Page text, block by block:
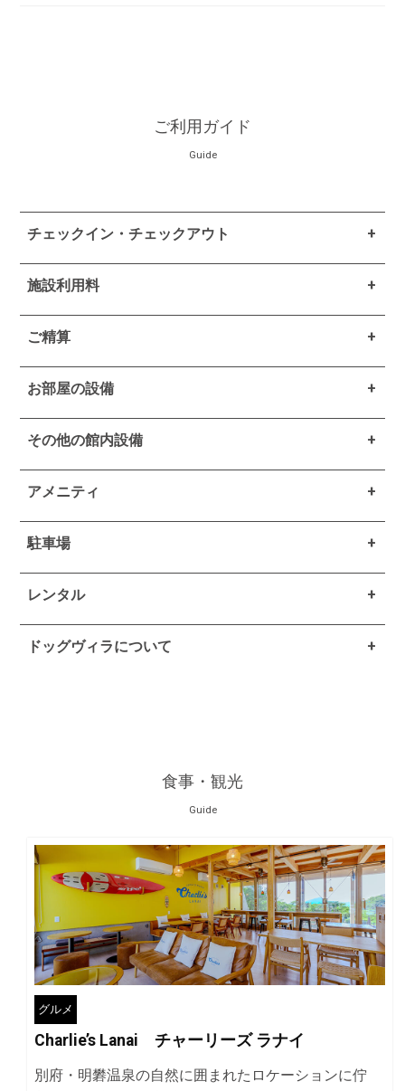
ご利用ガイド
Guide
チェックイン・チェックアウト
施設利用料
ご精算
お部屋の設備
その他の館内設備
アメニティ
駐車場
レンタル
ドッグヴィラについて
食事・観光
Guide
グルメ
Charlie’s Lanai チャーリーズ ラナイ
別府・明礬温泉の自然に囲まれたロケーションに佇